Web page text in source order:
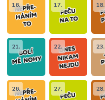
16. 17. 18.
21. 22. 23.
26. 27. 28.